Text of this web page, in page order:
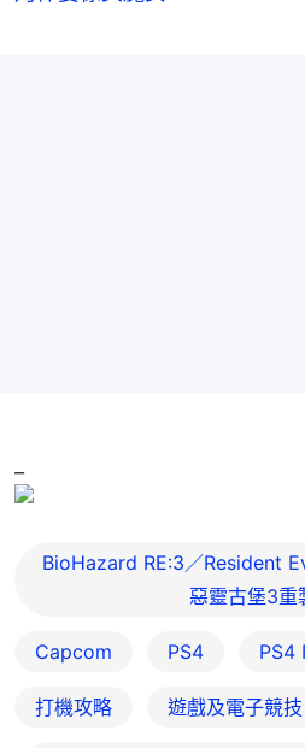
BioHazard RE:3／Resident
惡靈古堡3重
Capcom PS4 PS4
打機攻略 遊戲及電子競技